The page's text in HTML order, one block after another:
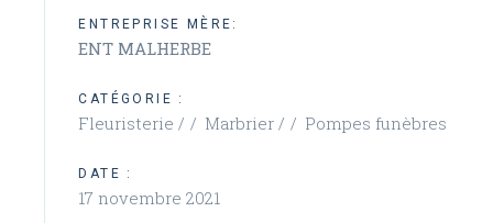
ENTREPRISE MÈRE:
ENT MALHERBE
CATÉGORIE :
Fleuristerie / Marbrier / Pompes funèbres
DATE :
17 novembre 2021